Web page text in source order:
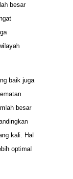
besar
baik juga
besar
kali. Hal
optimal